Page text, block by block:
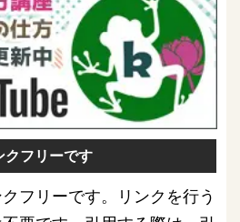
クフリーです
フリーです。リンクを行う